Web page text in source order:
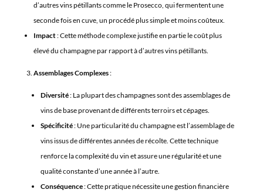
d’autres vins pétillants comme le Prosecco, qui fermentent une
seconde fois en cuve, un procédé plus simple et moins coûteux.
Impact: Cette méthode complexe justifie en partie le coût plus
élevé du champagne par rapport à d’autres vins pétillants.
Assemblages Complexes:
Diversité: La plupart des champagnes sont des assemblages de
vins de base provenant de différents terroirs et cépages.
Spécificité: Une particularité du champagne est l’assemblage de
vins issus de différentes années de récolte. Cette technique
renforce la complexité du vin et assure une régularité et une
qualité constante d’une année à l’autre.
Conséquence: Cette pratique nécessite une gestion financière